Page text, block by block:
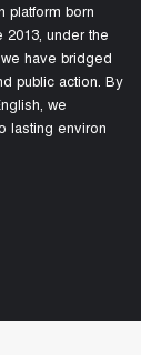
platform born
under the
have bridged
public action. By
we
lasting environ